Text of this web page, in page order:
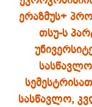
ერაზმუს+
თსუ-ს
სასწავლო,